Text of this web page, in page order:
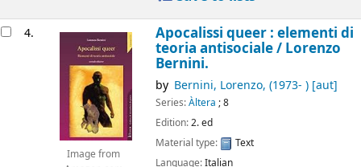
4.
Image from
Apocalissi queer : elementi di
teoria antisociale / Lorenzo
Bernini.
by Bernini, Lorenzo, (1973- )[aut]
Series:Àltera ; 8
Edition:2. ed
Material type:
Text
Language:Italian